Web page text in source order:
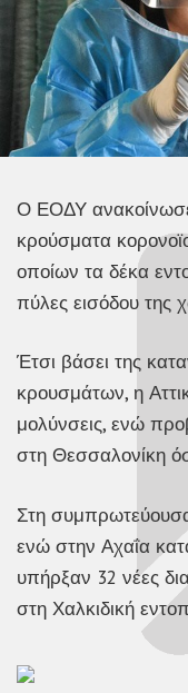
Ο ΕΟΔΥ
κρούσματα
οποίων τα δέκα
πύλες εισόδου της
Έτσι βάσει της
κρουσμάτων, η
μολύνσεις, ενώ
στη Θεσσαλονίκη
Στη
ενώ στην Αχαΐα
υπήρξαν 32 νέες
στη Χαλκιδική